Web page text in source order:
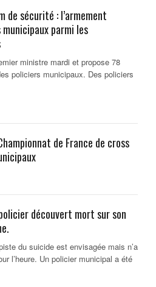
de sécurité : l’armement
parmi les
ministre mardi et propose 78
policiers municipaux. Des policiers
de France de cross
découvert mort sur son
du suicide est envisagée mais n’a
l’heure. Un policier municipal a été